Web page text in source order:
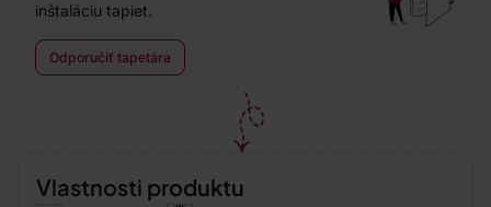
inštaláciu tapiet.
Odporučiť tapetára
Vlastnosti produktu